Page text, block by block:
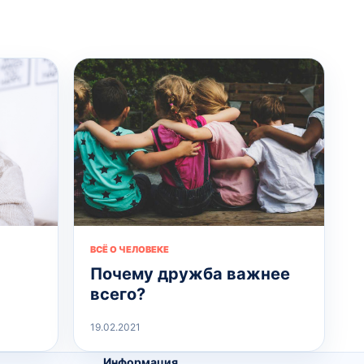
ВСЁ О ЧЕЛОВЕКЕ
Почему дружба важнее
всего?
19.02.2021